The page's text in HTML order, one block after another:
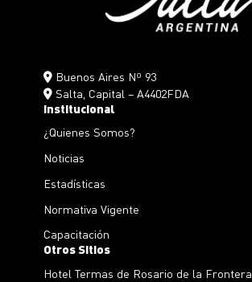
Buenos Aires Nº 93
Salta, Capital – A4402FDA
Institucional
¿Quienes Somos?
Noticias
Estadísticas
Normativa Vigente
Capacitación
Otros Sitios
Hotel Termas de Rosario de la Frontera